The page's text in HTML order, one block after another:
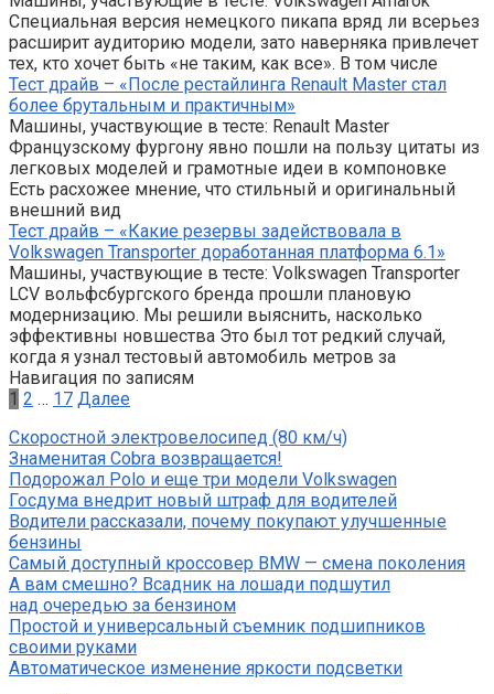
Специальная версия немецкого пикапа вряд ли всерьез
расширит аудиторию модели, зато наверняка привлечет
тех, кто хочет быть «не таким, как все». В том числе
Тест драйв – «После рестайлинга Renault Master стал
более брутальным и практичным»
Машины, участвующие в тесте: Renault Master
Французскому фургону явно пошли на пользу цитаты из
легковых моделей и грамотные идеи в компоновке
Есть расхожее мнение, что стильный и оригинальный
внешний вид
Тест драйв – «Какие резервы задействовала в
Volkswagen Transporter доработанная платформа 6.1»
Машины, участвующие в тесте: Volkswagen Transporter
LCV вольфсбургского бренда прошли плановую
модернизацию. Мы решили выяснить, насколько
эффективны новшества Это был тот редкий случай,
когда я узнал тестовый автомобиль метров за
Навигация по записям
1 2 … 17 Далее
Скоростной электровелосипед (80 км/ч)
Знаменитая Cobra возвращается!
Подорожал Polo и еще три модели Volkswagen
Госдума внедрит новый штраф для водителей
Водители рассказали, почему покупают улучшенные
бензины
Самый доступный кроссовер BMW — смена поколения
А вам смешно? Всадник на лошади подшутил
над очередью за бензином
Простой и универсальный съемник подшипников
своими руками
Автоматическое изменение яркости подсветки